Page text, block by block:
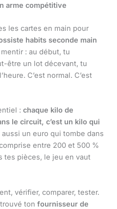
arme compétitive
les cartes en main pour
habits seconde main
: au début, tu
être un lot décevant, tu
C’est normal. C’est
: chaque kilo de
le circuit, c’est un kilo qui
aussi un euro qui tombe dans
entre 200 et 500 %
tes pièces, le jeu en vaut
vérifier, comparer, tester.
ton fournisseur de